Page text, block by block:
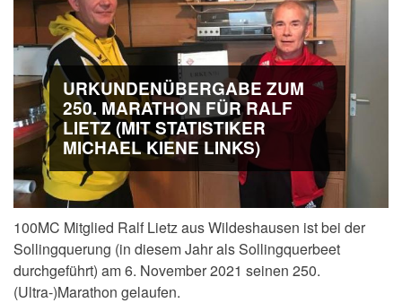
URKUNDENÜBERGABE ZUM
250. MARATHON FÜR RALF
LIETZ (MIT STATISTIKER
MICHAEL KIENE LINKS)
100MC Mitglied Ralf Lietz aus Wildeshausen ist bei der
Sollingquerung (in diesem Jahr als Sollingquerbeet
durchgeführt) am 6. November 2021 seinen 250.
(Ultra-)Marathon gelaufen.